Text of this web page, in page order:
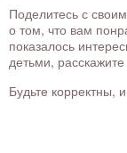
Поделитесь с
о том, что вам
показалось
детьми,
Будьте корректны,